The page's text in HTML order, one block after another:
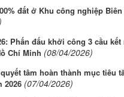
đất ở Khu công nghiệp Biên
Phấn đấu khởi công 3 cầu
Chí Minh (08/04/2026)
tâm hoàn thành mục tiêu
2026 (07/04/2026)